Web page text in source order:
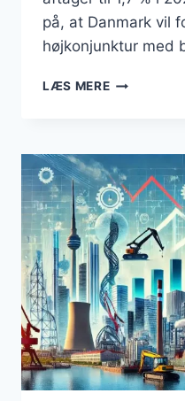
på, at Danmark vil
højkonjunktur med
LÆS MERESTÆRK
TRODS
GLOBALE